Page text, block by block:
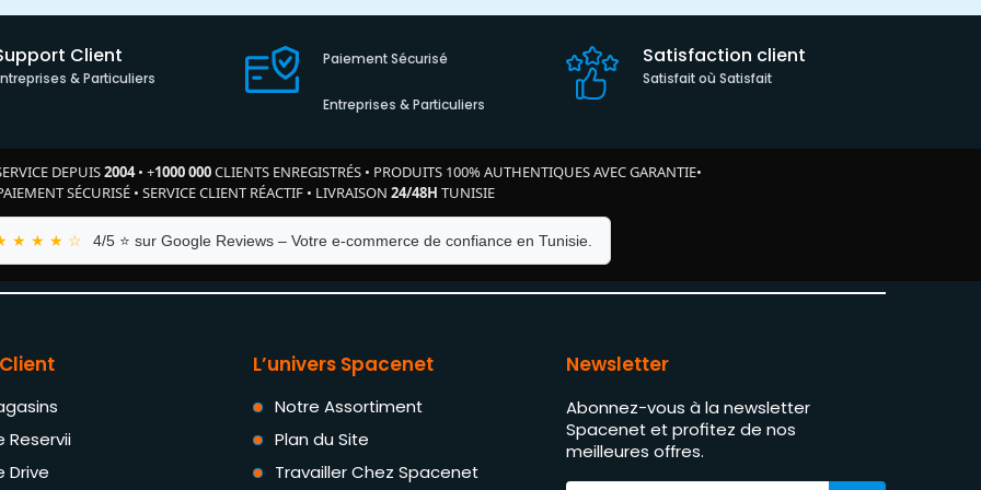
Client
& Particuliers
Paiement Sécurisé
Entreprises & Particuliers
Satisfaction client
Satisfait où Satisfait
DEPUIS2004• +1000 000CLIENTS ENREGISTRÉS• PRODUITS 100% AUTHENTIQUES AVEC GARANTIE•
SÉCURISÉ • SERVICE CLIENT RÉACTIF • LIVRAISON 24/48H TUNISIE
★ ★ ★ ☆ 4/5 ⭐ sur Google Reviews – Votre e-commerce de confiance en Tunisie.
Reservii
Drive
L’univers Spacenet
Notre Assortiment
Plan du Site
Travailler Chez Spacenet
Newsletter
Abonnez-vous à la newsletter
Spacenet et profitez de nos
meilleures offres.